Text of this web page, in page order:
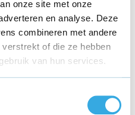
onze site met onze
en analyse. Deze
combineren met andere
of die ze hebben
van hun services.
€ 12,95
Vermogen:5 Volt